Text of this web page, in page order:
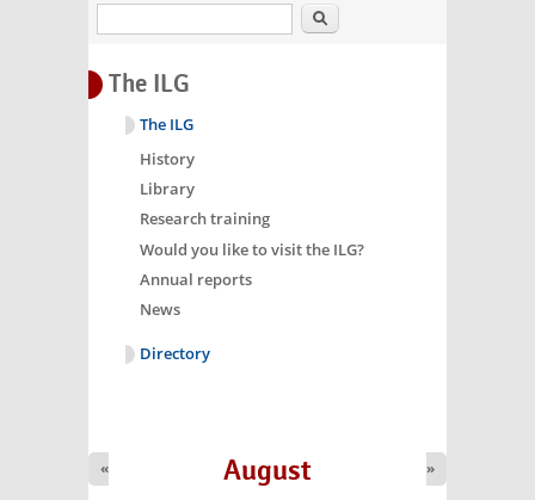
Search
The ILG
The ILG
History
Library
Research training
Would you like to visit the ILG?
Annual reports
News
Directory
August
« »